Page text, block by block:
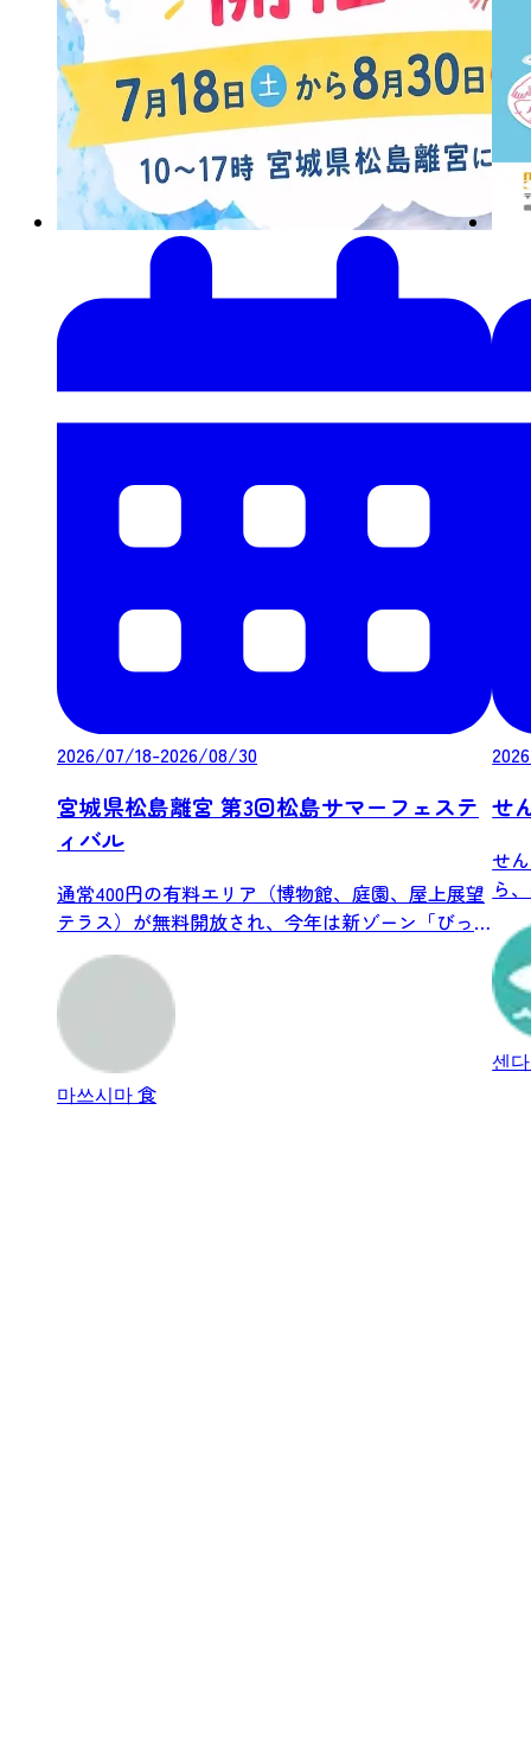
2026/07/18-2026/08/30
宮城県松島離宮 第3回松島サマーフェステ
ィバル
通常400円の有料エリア（博物館、庭園、屋上展望
テラス）が無料開放され、今年は新ゾーン「びっ
마쓰시마食
せ
せ
ら
リ
센